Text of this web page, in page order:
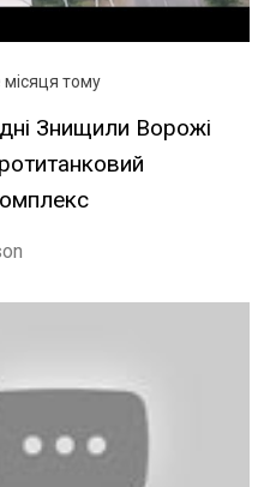
місяця тому
Знищили Ворожі